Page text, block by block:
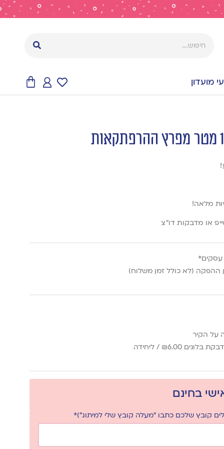
מועדון
מלאה!
או מדבקות דו”צ
(לא כולל זמן משלוח)
על הקיר
₪6.00 / ליחידה
בחינם
קובץ שלכם כתבו "מעלה קובץ שלי למיתוג")*